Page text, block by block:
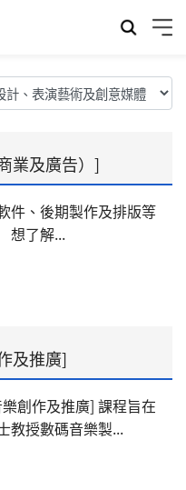
業及廣告）]
件、後期製作及排版等
想了解...
及推廣]
創作及推廣] 課程旨在
教授數碼音樂製...